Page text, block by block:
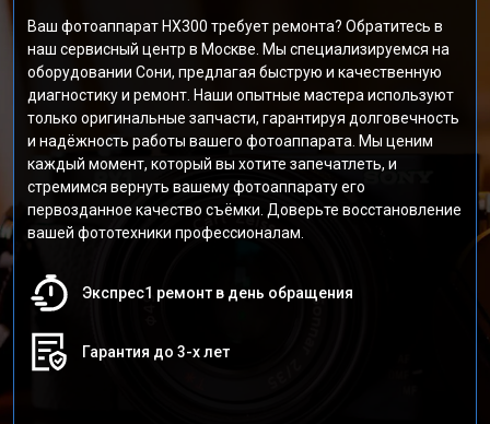
Ваш фотоаппарат HX300 требует ремонта? Обратитесь в
наш сервисный центр в Москве. Мы специализируемся на
оборудовании Сони, предлагая быструю и качественную
диагностику и ремонт. Наши опытные мастера используют
только оригинальные запчасти, гарантируя долговечность
и надёжность работы вашего фотоаппарата. Мы ценим
каждый момент, который вы хотите запечатлеть, и
стремимся вернуть вашему фотоаппарату его
первозданное качество съёмки. Доверьте восстановление
вашей фототехники профессионалам.
Экспрес1 ремонт в день обращения
Гарантия до 3-х лет